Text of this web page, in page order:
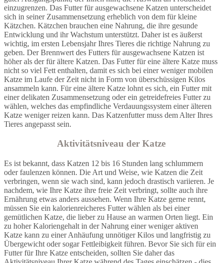
einzugrenzen. Das Futter für ausgewachsene Katzen unterscheidet
sich in seiner Zusammensetzung erheblich von dem für kleine
Kätzchen. Kätzchen brauchen eine Nahrung, die ihre gesunde
Entwicklung und ihr Wachstum unterstützt. Daher ist es äußerst
wichtig, im ersten Lebensjahr Ihres Tieres die richtige Nahrung zu
geben. Der Brennwert des Futters für ausgewachsene Katzen ist
höher als der für ältere Katzen. Das Futter für eine ältere Katze muss
nicht so viel Fett enthalten, damit es sich bei einer weniger mobilen
Katze im Laufe der Zeit nicht in Form von überschüssigen Kilos
ansammeln kann. Für eine ältere Katze lohnt es sich, ein Futter mit
einer delikaten Zusammensetzung oder ein getreidefreies Futter zu
wählen, welches das empfindliche Verdauungssystem einer älteren
Katze weniger reizen kann. Das Katzenfutter muss dem Alter Ihres
Tieres angepasst sein.
Aktivitätsniveau der Katze
Es ist bekannt, dass Katzen 12 bis 16 Stunden lang schlummern
oder faulenzen können. Die Art und Weise, wie Katzen die Zeit
verbringen, wenn sie wach sind, kann jedoch drastisch variieren. Je
nachdem, wie Ihre Katze ihre freie Zeit verbringt, sollte auch ihre
Ernährung etwas anders aussehen. Wenn Ihre Katze gerne rennt,
müssen Sie ein kalorienreicheres Futter wählen als bei einer
gemütlichen Katze, die lieber zu Hause an warmen Orten liegt. Ein
zu hoher Kaloriengehalt in der Nahrung einer weniger aktiven
Katze kann zu einer Anhäufung unnötiger Kilos und langfristig zu
Übergewicht oder sogar Fettleibigkeit führen. Bevor Sie sich für ein
Futter für Ihre Katze entscheiden, sollten Sie daher das